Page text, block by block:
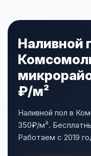
Наливной
₽/м²
Наливной пол в
350₽/м².
Работаем с 2019